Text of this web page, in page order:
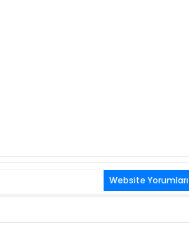
Website Yorumları